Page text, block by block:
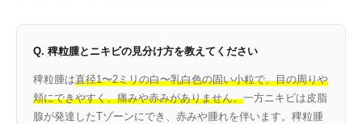
Q. 稗粒腫とニキビの見分け方を教えてください
稗粒腫は直径1〜2ミリの白〜乳白色の固い小粒で、目の周りや
頬にできやすく、痛みや赤みがありません。一方ニキビは皮脂
腺が発達したTゾーンにでき、赤みや腫れを伴います。稗粒腫